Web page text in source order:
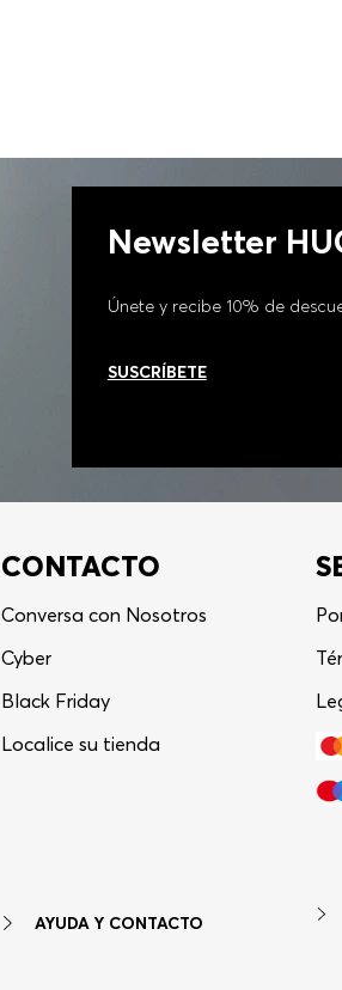
Newsletter
Únete y recibe 10% de
SUSCRÍBETE
CONTACTO
Conversa con Nosotros
Cyber
Black Friday
Localice su tienda
AYUDA Y CONTACTO